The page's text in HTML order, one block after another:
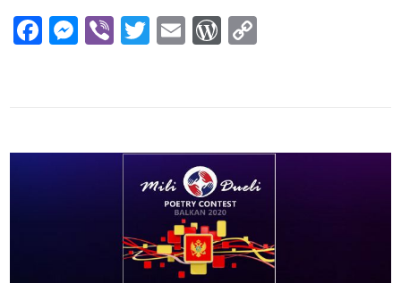
Facebook
Messenger
ViberTwitter
EmailWordPress